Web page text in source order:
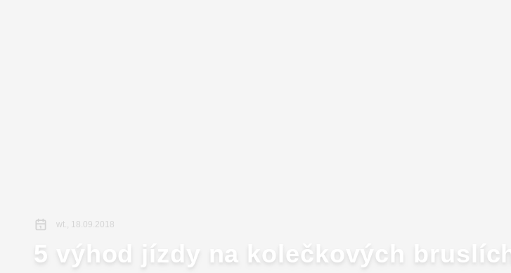
wt., 18.09.2018
5 výhod jízdy na kolečkových bruslích